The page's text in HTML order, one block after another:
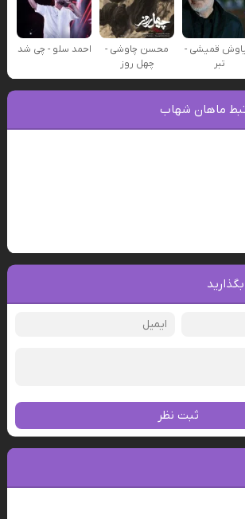
قمیشی -
تبر
محسن چاوشی -
چهل روز
احمد سلو - چی شد
ماهان شهاب
ثبت نظر